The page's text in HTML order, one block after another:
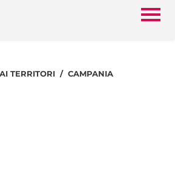
TERRITORI CAMPANIA